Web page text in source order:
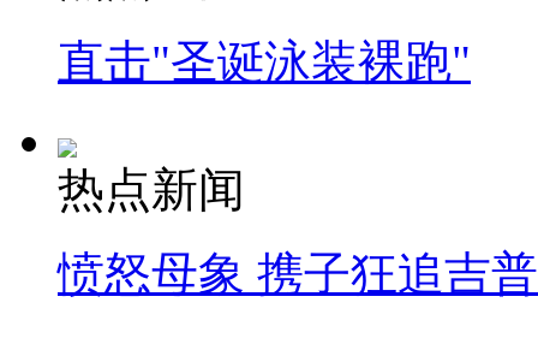
直击"圣诞泳装裸跑"
热点新闻
愤怒母象 携子狂追吉